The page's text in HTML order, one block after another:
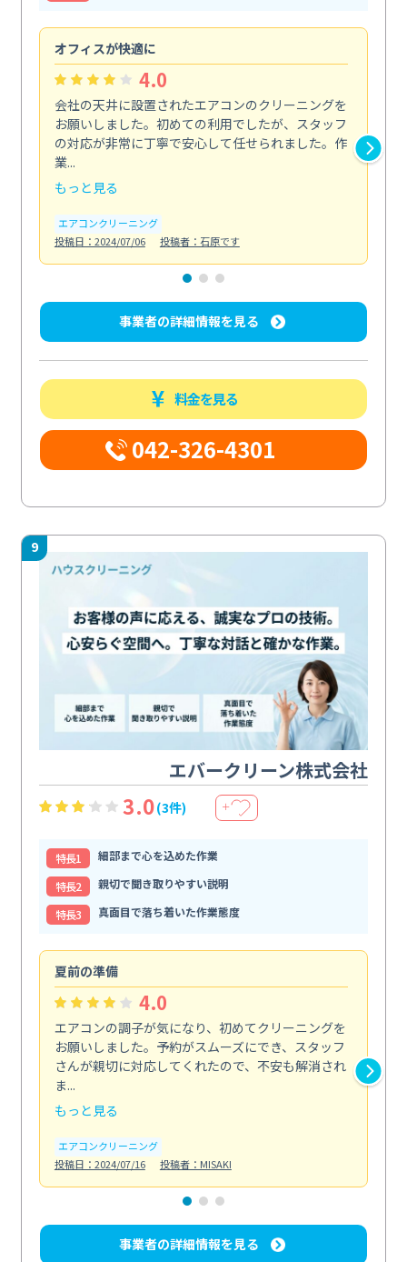
オフィスが快適に
4.0
会社の天井に設置されたエアコンのクリーニングを
お願いしました。初めての利用でしたが、スタッフ
の対応が非常に丁寧で安心して任せられました。作
業...
もっと見る
エアコンクリーニング
投稿日：2024/07/06
投稿者：石原です
事業者の詳細情報を見る
料金を見る
042-326-4301
9
エバークリーン株式会社
3.0(3件) ＋
特⻑1
細部まで心を込めた作業
特⻑2
親切で聞き取りやすい説明
特⻑3
真面目で落ち着いた作業態度
夏前の準備
4.0
エアコンの調子が気になり、初めてクリーニングを
お願いしました。予約がスムーズにでき、スタッフ
さんが親切に対応してくれたので、不安も解消され
ま...
もっと見る
エアコンクリーニング
投稿日：2024/07/16
投稿者：MISAKI
事業者の詳細情報を見る